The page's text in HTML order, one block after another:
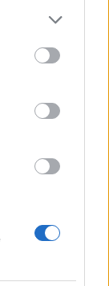
more Google
may click to
tags to
below Google
ΝΕΑ αλλαγή